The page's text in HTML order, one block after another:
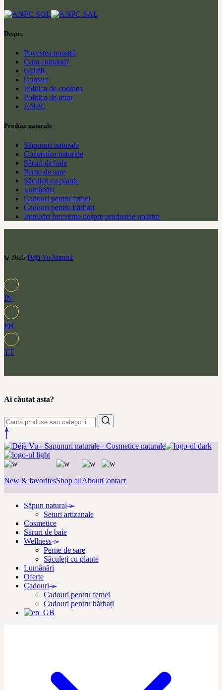
Despre
Povestea noastră
Cum comand?
GDPR
Contact
Politica de cookies
Politica de retur
ANPC
Produse naturale
Săpunuri naturale
Cosmetice naturale
Săruri de baie
Perne de sare
Săculeți cu plante
Lumânări
Cadouri pentru femei
Cadouri pentru bărbați
Intrebări frecvente despre produsele noastre
© 2025 Déjà Vu Natural
IN
FB
TT
Ai căutat asta?
New & favoritesShop allAboutContact
Săpun natural
Seturi artizanale
Cosmetice
Săruri de baie
Wellness
Perne de sare
Săculeți cu plante
Lumânări
Oferte
Cadouri
Cadouri pentru femei
Cadouri pentru bărbați